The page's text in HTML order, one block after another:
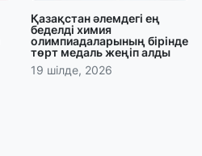
Қазақстан әлемдегі ең
беделді химия
олимпиадаларының бірінде
төрт медаль жеңіп алды
19 шілде, 2026